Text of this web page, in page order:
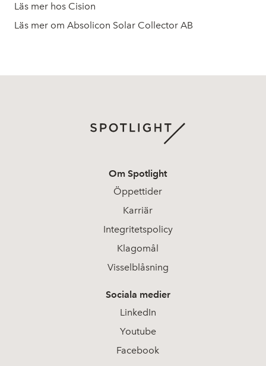
Läs mer hos Cision
Läs mer om Absolicon Solar Collector AB
Om Spotlight
Öppettider
Karriär
Integritetspolicy
Klagomål
Visselblåsning
Sociala medier
LinkedIn
Youtube
Facebook